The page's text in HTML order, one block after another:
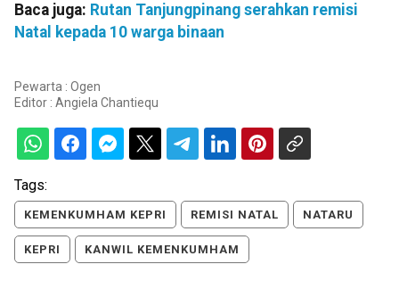
Baca juga: Rutan Tanjungpinang serahkan remisi
Natal kepada 10 warga binaan
Pewarta : Ogen
Editor : Angiela Chantiequ
Tags:
KEMENKUMHAM KEPRI REMISI NATAL NATARU
KEPRI KANWIL KEMENKUMHAM